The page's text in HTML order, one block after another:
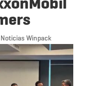
Noticias Winpack